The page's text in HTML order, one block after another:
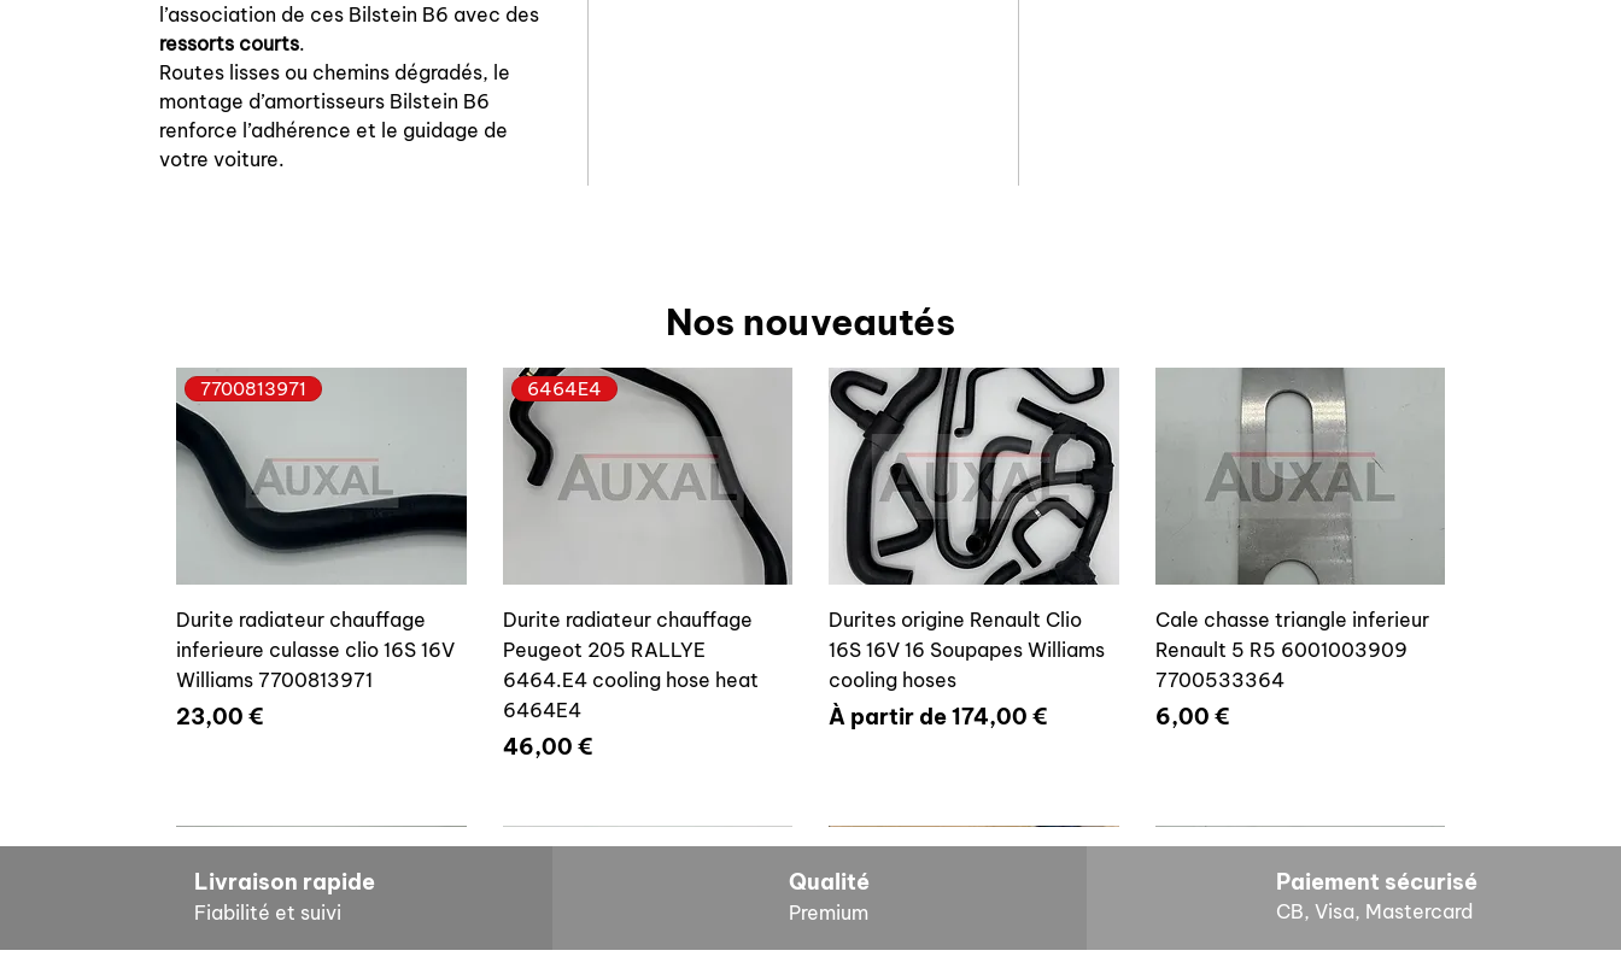
l’association de ces Bilstein B6 avec des
ressorts courts.
Routes lisses ou chemins dégradés, le
montage d’amortisseurs Bilstein B6
renforce l’adhérence et le guidage de
votre voiture.
Nos nouveautés
7700813971
Durite radiateur chauffage
inferieure culasse clio 16S 16V
Williams 7700813971
Prix
23,00 €
6464E4
Durite radiateur chauffage
Peugeot 205 RALLYE
6464.E4 cooling hose heat
6464E4
Prix
46,00 €
Durites origine Renault Clio
16S 16V 16 Soupapes Williams
cooling hoses
À partir de174,00 €
Prix promotionnel
Cale chasse triangle inferieur
Renault 5 R5 6001003909
7700533364
Prix
6,00 €
7700804635 7700804636 6464E4
Livraison rapide
Fiabilité et suivi
Qualité
Premium
Paiement sécurisé
CB, Visa, Mastercard